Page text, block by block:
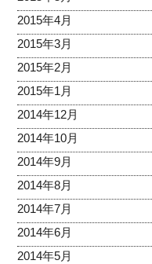
2015年4月
2015年3月
2015年2月
2015年1月
2014年12月
2014年10月
2014年9月
2014年8月
2014年7月
2014年6月
2014年5月